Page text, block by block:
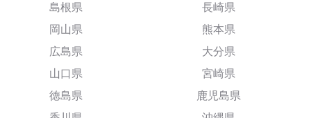
島根県
岡山県
広島県
山口県
徳島県
長崎県
熊本県
大分県
宮崎県
鹿児島県